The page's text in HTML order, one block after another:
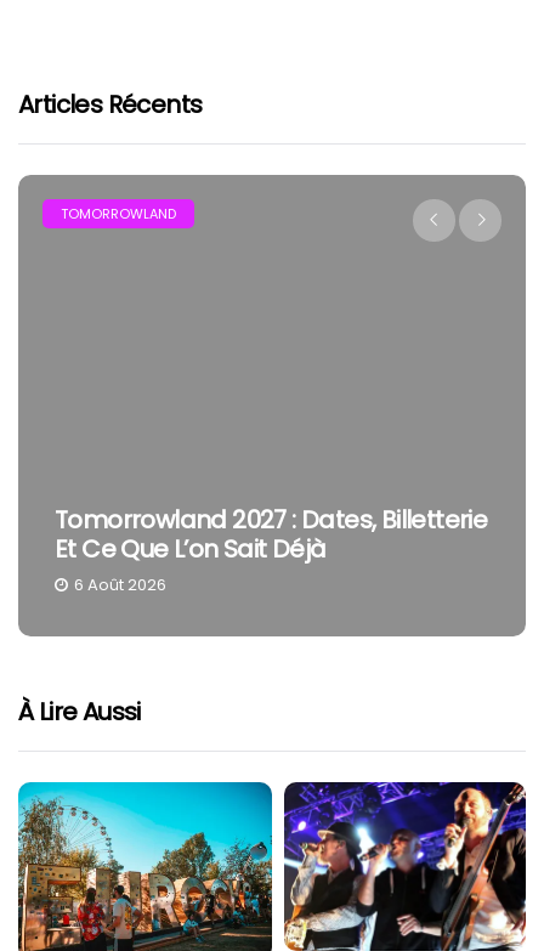
Articles Récents
TOMORROWLAND
Tomorrowland 2027 : Dates, Billetterie
Et Ce Que L’on Sait Déjà
6 Août 2026
À Lire Aussi